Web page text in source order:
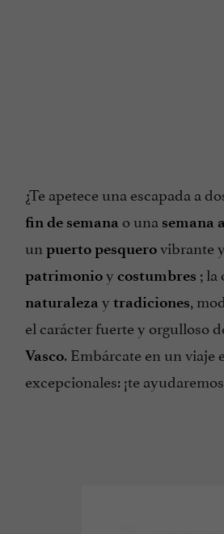
¿Te apetece una escapada a
fin de semana o una semana
un puerto pesquerovibrante
patrimonioy costumbres ;
naturaleza y tradiciones,
el carácter fuerte y orgulloso
Vasco. Embárcate en un
excepcionales: ¡te